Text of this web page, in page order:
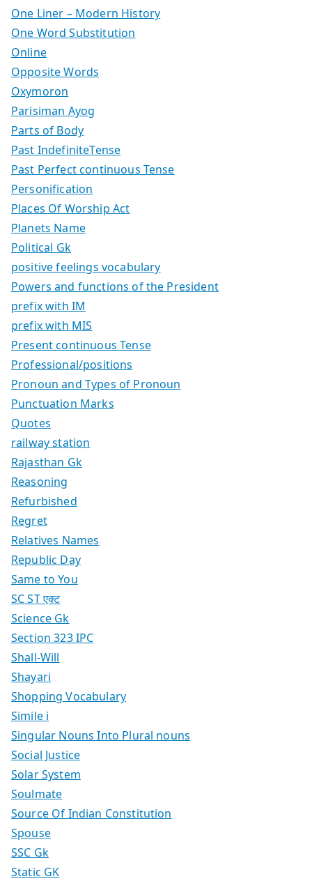
One Liner – Modern History
One Word Substitution
Online
Opposite Words
Oxymoron
Parisiman Ayog
Parts of Body
Past IndefiniteTense
Past Perfect continuous Tense
Personification
Places Of Worship Act
Planets Name
Political Gk
positive feelings vocabulary
Powers and functions of the President
prefix with IM
prefix with MIS
Present continuous Tense
Professional/positions
Pronoun and Types of Pronoun
Punctuation Marks
Quotes
railway station
Rajasthan Gk
Reasoning
Refurbished
Regret
Relatives Names
Republic Day
Same to You
SC ST एक्ट
Science Gk
Section 323 IPC
Shall-Will
Shayari
Shopping Vocabulary
Simile i
Singular Nouns Into Plural nouns
Social Justice
Solar System
Soulmate
Source Of Indian Constitution
Spouse
SSC Gk
Static GK